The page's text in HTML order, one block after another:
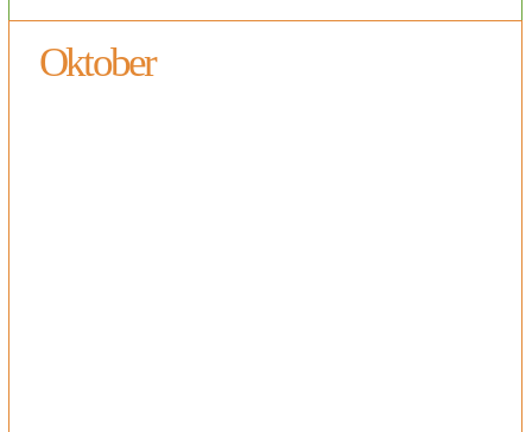
Oktober